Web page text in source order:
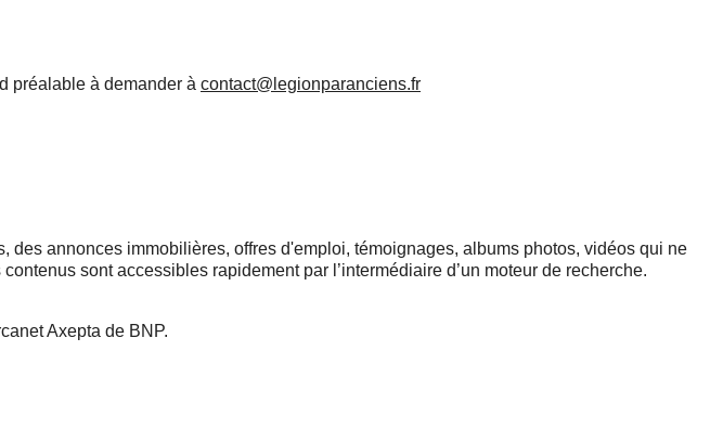
préalable à demander à contact@legionparanciens.fr
annonces immobilières, offres d'emploi, témoignages, albums photos, vidéos qui ne
sont accessibles rapidement par l’intermédiaire d’un moteur de recherche.
Axepta de BNP.